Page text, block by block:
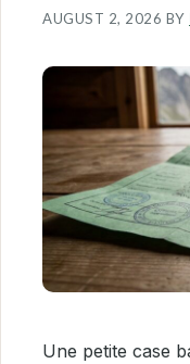
AUGUST 2, 2026 BY
Une petite case